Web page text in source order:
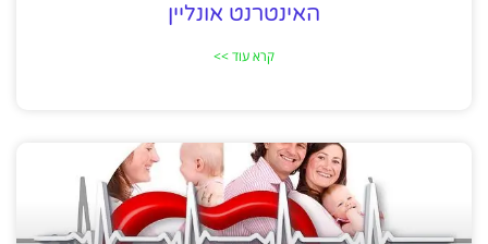
האינטרנט אונליין
קרא עוד >>